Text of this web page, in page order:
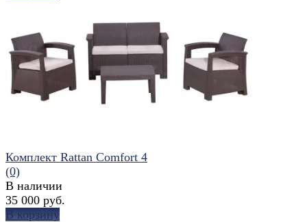
избранное сравнить
Комплект Rattan Comfort 4
(0)
В наличии
35 000 руб.
В корзину